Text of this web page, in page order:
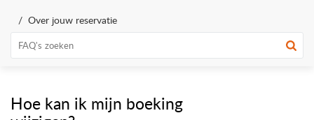
Over jouw reservatie
Hoe kan ik mijn boeking